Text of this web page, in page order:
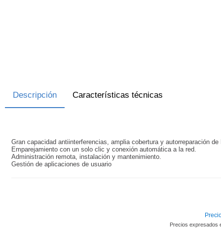
Descripción Características técnicas
Gran capacidad antiinterferencias, amplia cobertura y autorreparación de
Emparejamiento con un solo clic y conexión automática a la red.
Administración remota, instalación y mantenimiento.
Gestión de aplicaciones de usuario
Precios expresados